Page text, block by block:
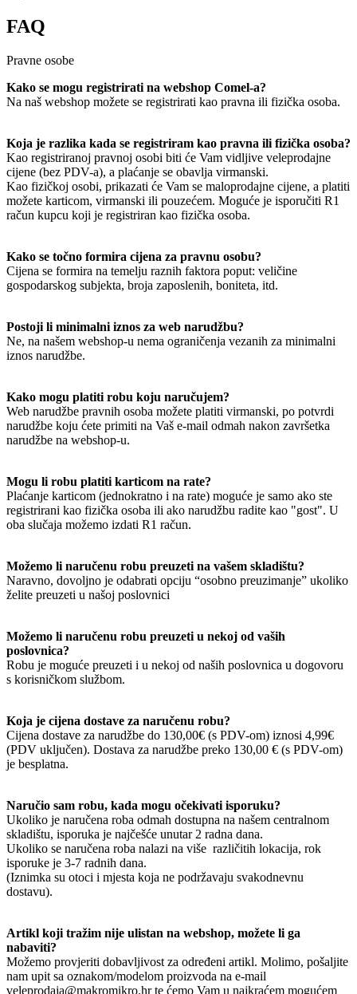
FAQ
Pravne osobe
Kako se mogu registrirati na webshop Comel-a?
Na naš webshop možete se registrirati kao pravna ili fizička osoba.
Koja je razlika kada se registriram kao pravna ili fizička osoba?
Kao registriranoj pravnoj osobi biti će Vam vidljive veleprodajne
cijene (bez PDV-a), a plaćanje se obavlja virmanski.
Kao fizičkoj osobi, prikazati će Vam se maloprodajne cijene, a platiti
možete karticom, virmanski ili pouzećem. Moguće je isporučiti R1
račun kupcu koji je registriran kao fizička osoba.
Kako se točno formira cijena za pravnu osobu?
Cijena se formira na temelju raznih faktora poput: veličine
gospodarskog subjekta, broja zaposlenih, boniteta, itd.
Postoji li minimalni iznos za web narudžbu?
Ne, na našem webshop-u nema ograničenja vezanih za minimalni
iznos narudžbe.
Kako mogu platiti robu koju naručujem?
Web narudžbe pravnih osoba možete platiti virmanski, po potvrdi
narudžbe koju ćete primiti na Vaš e-mail odmah nakon završetka
narudžbe na webshop-u.
Mogu li robu platiti karticom na rate?
Plaćanje karticom (jednokratno i na rate) moguće je samo ako ste
registrirani kao fizička osoba ili ako narudžbu radite kao "gost". U
oba slučaja možemo izdati R1 račun.
Možemo li naručenu robu preuzeti na vašem skladištu?
Naravno, dovoljno je odabrati opciju “osobno preuzimanje” ukoliko
želite preuzeti u našoj poslovnici
Možemo li naručenu robu preuzeti u nekoj od vaših
poslovnica?
Robu je moguće preuzeti i u nekoj od naših poslovnica u dogovoru
s korisničkom službom.
Koja je cijena dostave za naručenu robu?
Cijena dostave za narudžbe do 130,00€ (s PDV-om) iznosi 4,99€
(PDV uključen). Dostava za narudžbe preko 130,00 € (s PDV-om)
je besplatna.
Naručio sam robu, kada mogu očekivati isporuku?
Ukoliko je naručena roba odmah dostupna na našem centralnom
skladištu, isporuka je najčešće unutar 2 radna dana.
Ukoliko se naručena roba nalazi na više različitih lokacija, rok
isporuke je 3-7 radnih dana.
(Iznimka su otoci i mjesta koja ne podržavaju svakodnevnu
dostavu).
Artikl koji tražim nije ulistan na webshop, možete li ga
nabaviti?
Možemo provjeriti dobavljivost za određeni artikl. Molimo, pošaljite
nam upit sa oznakom/modelom proizvoda na e-mail
veleprodaja@makromikro.hr te ćemo Vam u najkraćem mogućem